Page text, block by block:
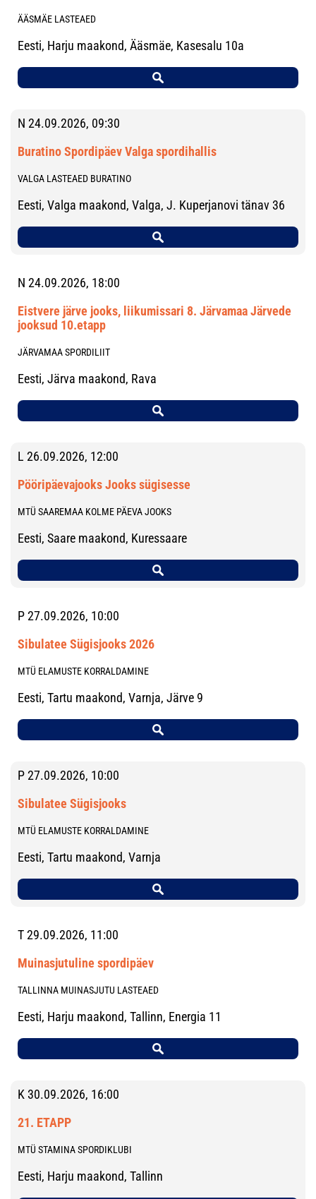
ÄÄSMÄE LASTEAED
Eesti, Harju maakond, Ääsmäe, Kasesalu 10a
N 24.09.2026, 09:30
Buratino Spordipäev Valga spordihallis
VALGA LASTEAED BURATINO
Eesti, Valga maakond, Valga, J. Kuperjanovi tänav 36
N 24.09.2026, 18:00
Eistvere järve jooks, liikumissari 8. Järvamaa Järvede
jooksud 10.etapp
JÄRVAMAA SPORDILIIT
Eesti, Järva maakond, Rava
L 26.09.2026, 12:00
Pööripäevajooks Jooks sügisesse
MTÜ SAAREMAA KOLME PÄEVA JOOKS
Eesti, Saare maakond, Kuressaare
P 27.09.2026, 10:00
Sibulatee Sügisjooks 2026
MTÜ ELAMUSTE KORRALDAMINE
Eesti, Tartu maakond, Varnja, Järve 9
P 27.09.2026, 10:00
Sibulatee Sügisjooks
MTÜ ELAMUSTE KORRALDAMINE
Eesti, Tartu maakond, Varnja
T 29.09.2026, 11:00
Muinasjutuline spordipäev
TALLINNA MUINASJUTU LASTEAED
Eesti, Harju maakond, Tallinn, Energia 11
K 30.09.2026, 16:00
21. ETAPP
MTÜ STAMINA SPORDIKLUBI
Eesti, Harju maakond, Tallinn